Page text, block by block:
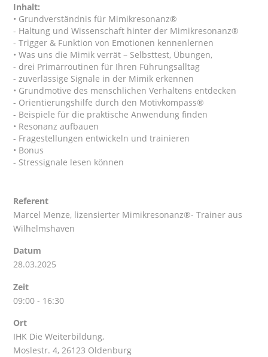
Inhalt:
• Grundverständnis für Mimikresonanz®
- Haltung und Wissenschaft hinter der Mimikresonanz®
- Trigger & Funktion von Emotionen kennenlernen
• Was uns die Mimik verrät – Selbsttest, Übungen,
- drei Primärroutinen für Ihren Führungsalltag
- zuverlässige Signale in der Mimik erkennen
• Grundmotive des menschlichen Verhaltens entdecken
- Orientierungshilfe durch den Motivkompass®
- Beispiele für die praktische Anwendung finden
• Resonanz aufbauen
- Fragestellungen entwickeln und trainieren
• Bonus
- Stressignale lesen können
Referent
Marcel Menze, lizensierter Mimikresonanz®- Trainer aus
Wilhelmshaven
Datum
28.03.2025
Zeit
09:00 - 16:30
Ort
IHK Die Weiterbildung,
Moslestr. 4, 26123 Oldenburg